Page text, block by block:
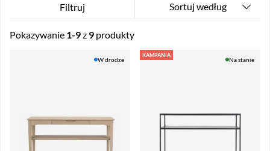
Filtruj Sortuj według
Pokazywanie 1-9z 9 produkty
W drodze
KAMPANIA
Na stanie